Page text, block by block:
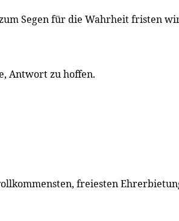
Segen für die Wahrheit fristen
Antwort zu hoffen.
freiesten